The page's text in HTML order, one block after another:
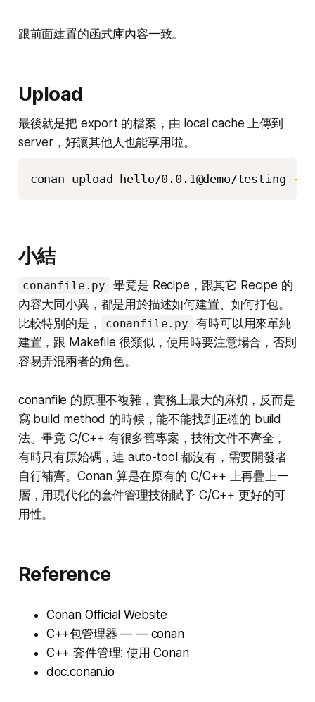
跟前面建置的函式庫內容一致。
Upload
最後就是把 export 的檔案，由 local cache 上傳到
server，好讓其他人也能享用啦。
conan upload hello/0.0.1@demo/testing --
小結
conanfile.py
畢竟是 Recipe，跟其它 Recipe 的
內容大同小異，都是用於描述如何建置、如何打包。
比較特別的是，
conanfile.py
有時可以用來單純
建置，跟 Makefile 很類似，使用時要注意場合，否則
容易弄混兩者的角色。
conanfile 的原理不複雜，實務上最大的麻煩，反而是
寫 build method 的時候，能不能找到正確的 build
法。畢竟 C/C++ 有很多舊專案，技術文件不齊全，
有時只有原始碼，連 auto-tool 都沒有，需要開發者
自行補齊。Conan 算是在原有的 C/C++ 上再疊上一
層，用現代化的套件管理技術賦予 C/C++ 更好的可
用性。
Reference
Conan Official Website
C++包管理器 — — conan
C++ 套件管理: 使用 Conan
doc.conan.io